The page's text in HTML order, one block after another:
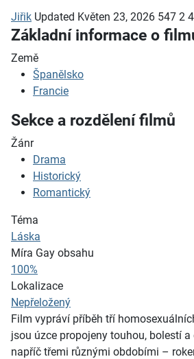
Jiřik Updated Květen 23, 2026 547 2 4
Základní informace o
Země
Španělsko
Francie
Sekce a rozdělení filmů
Žánr
Drama
Historický
Romantický
Téma
Láska
Míra Gay obsahu
100%
Lokalizace
Nepřeložený
Film vypráví příběh tří
jsou úzce propojeny touhou, bolestí
napříč třemi různými obdobími –